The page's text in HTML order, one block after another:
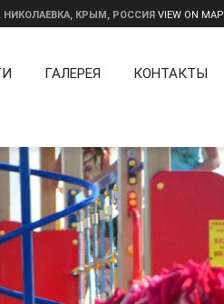
НИКОЛАЕВКА, КРЫМ, РОССИЯ VIEW ON MAP
ГАЛЕРЕЯ КОНТАКТЫ